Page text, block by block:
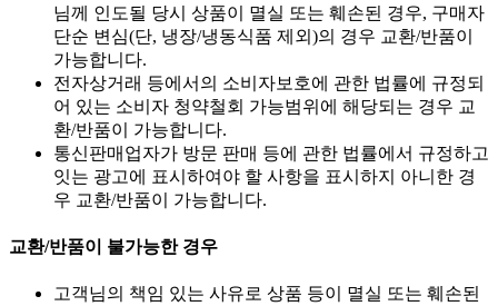
님께 인도될 당시 상품이 멸실 또는 훼손된 경우, 구매자
단순 변심(단, 냉장/냉동식품 제외)의 경우 교환/반품이
가능합니다.
전자상거래 등에서의 소비자보호에 관한 법률에 규정되
어 있는 소비자 청약철회 가능범위에 해당되는 경우 교
환/반품이 가능합니다.
통신판매업자가 방문 판매 등에 관한 법률에서 규정하고
잇는 광고에 표시하여야 할 사항을 표시하지 아니한 경
우 교환/반품이 가능합니다.
교환/반품이 불가능한 경우
고객님의 책임 있는 사유로 상품 등이 멸실 또는 훼손된